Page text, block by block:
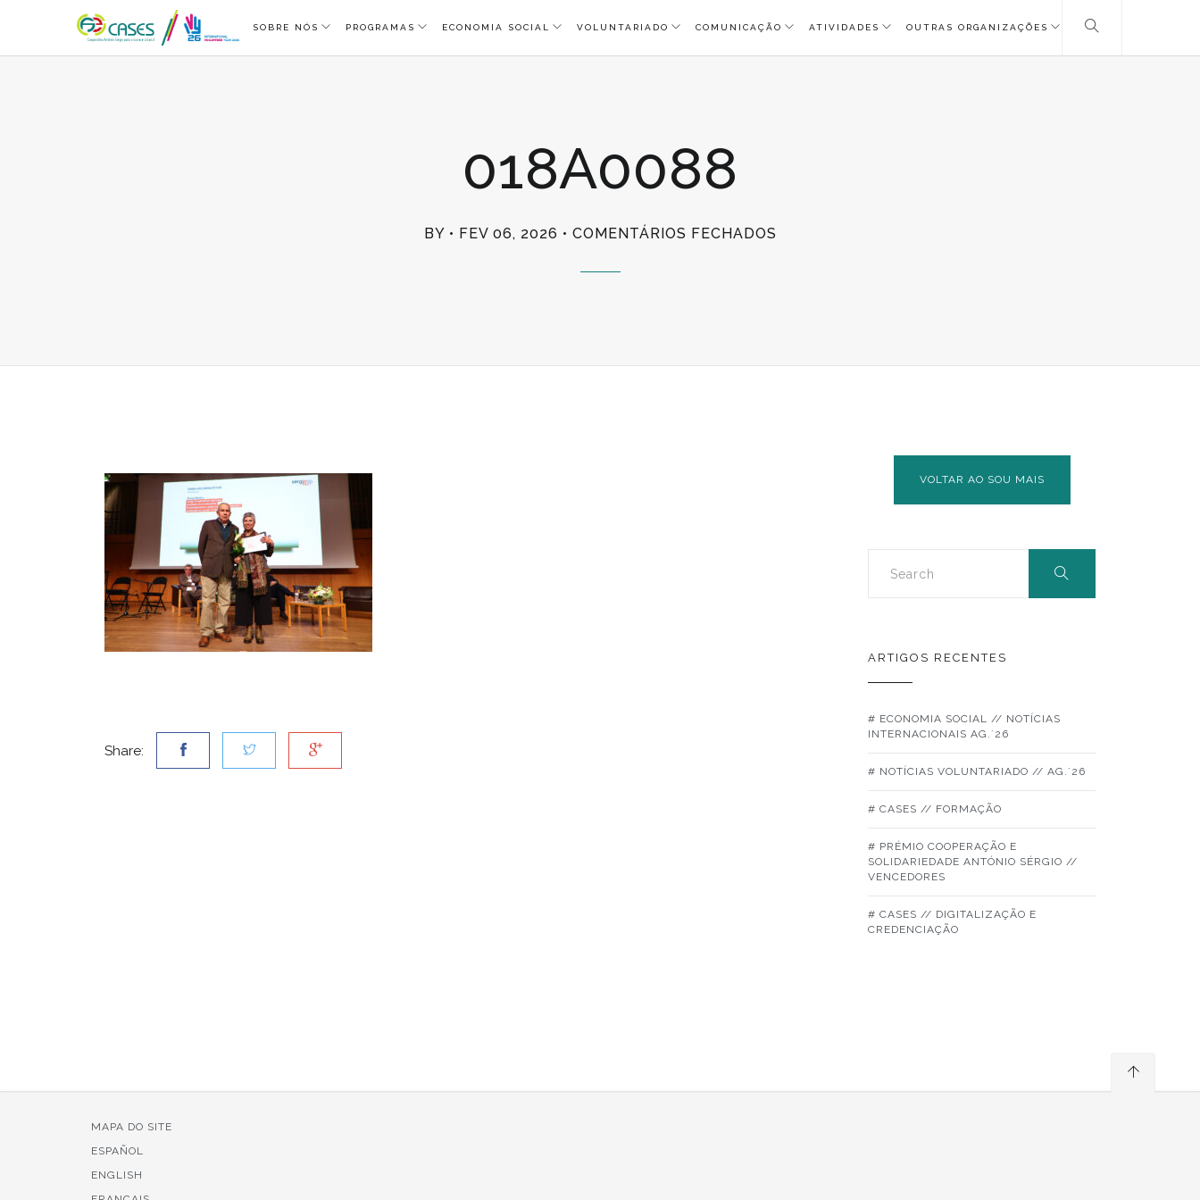
SOBRE NÓS PROGRAMAS ECONOMIA SOCIAL VOLUNTARIADO COMUNICAÇÃO ATIVIDADES OUTRAS ORGANIZAÇÕES
018A0088
BY FEV 06, 2026 COMENTÁRIOS FECHADOS
Share:
VOLTAR AO SOU MAIS
ARTIGOS RECENTES
# ECONOMIA SOCIAL // NOTÍCIAS
INTERNACIONAIS AG.´26
# NOTÍCIAS VOLUNTARIADO // AG.´26
# CASES // FORMAÇÃO
# PRÉMIO COOPERAÇÃO E
SOLIDARIEDADE ANTÓNIO SÉRGIO //
VENCEDORES
# CASES // DIGITALIZAÇÃO E
CREDENCIAÇÃO
MAPA DO SITE
ESPAÑOL
ENGLISH